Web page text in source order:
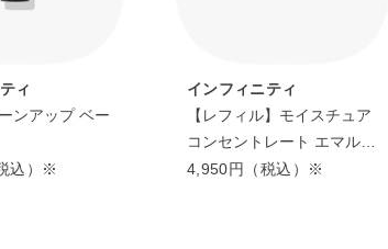
ィ
ンアップ ベー
込）※
インフィニティ
【レフィル】モイスチュア
コンセントレート エマルジ
ョン パクト
4,950円（税込）※